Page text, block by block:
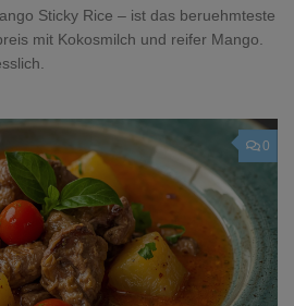
Sticky Rice – ist das beruehmteste
mit Kokosmilch und reifer Mango.
0